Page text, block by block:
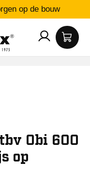
op de bouw
Obi 600
op